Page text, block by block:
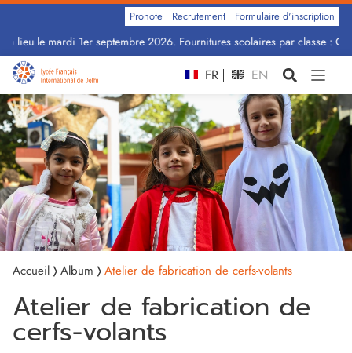
lieu le mardi 1er septembre 2026. Fournitures scolaires par classe :
Pronote Recrutement Formulaire d'inscription
FR EN
Accueil Album Atelier de fabrication de cerfs-volants
Atelier de fabrication de
cerfs-volants